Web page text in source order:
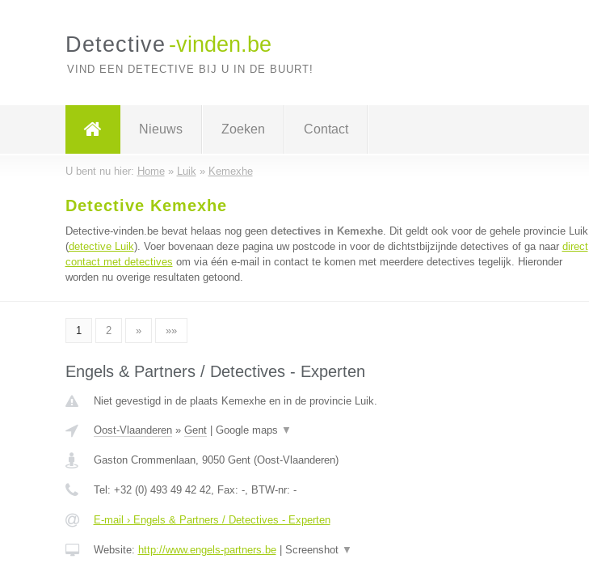
Detective -vinden.be
VIND EEN DETECTIVE BIJ U IN DE BUURT!
Nieuws Zoeken Contact
U bent nu hier: Home» Luik » Kemexhe
Detective Kemexhe
Detective-vinden.be bevat helaas nog geen detectives in Kemexhe. Dit geldt ook voor de gehele provincie Luik
(detective Luik). Voer bovenaan deze pagina uw postcode in voor de dichtstbijzijnde detectives of ga naar direct
contact met detectives om via één e-mail in contact te komen met meerdere detectives tegelijk. Hieronder
worden nu overige resultaten getoond.
1 2 » »»
Engels & Partners / Detectives - Experten
Niet gevestigd in de plaats Kemexhe en in de provincie Luik.
Oost-Vlaanderen» Gent| Google maps ▼
Gaston Crommenlaan, 9050 Gent(Oost-Vlaanderen)
Tel: +32 (0) 493 49 42 42, Fax: -, BTW-nr: -
E-mail › Engels & Partners / Detectives - Experten
Website: http://www.engels-partners.be| Screenshot ▼